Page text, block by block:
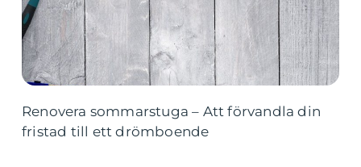
Renovera sommarstuga – Att förvandla din
fristad till ett drömboende